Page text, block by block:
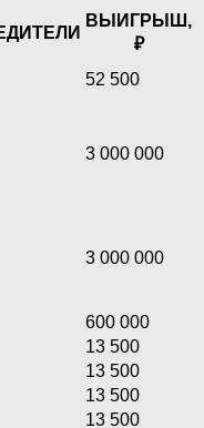
ВЫИГРЫШ,
₽
52 500
3 000 000
3 000 000
600 000
13 500
13 500
13 500
13 500